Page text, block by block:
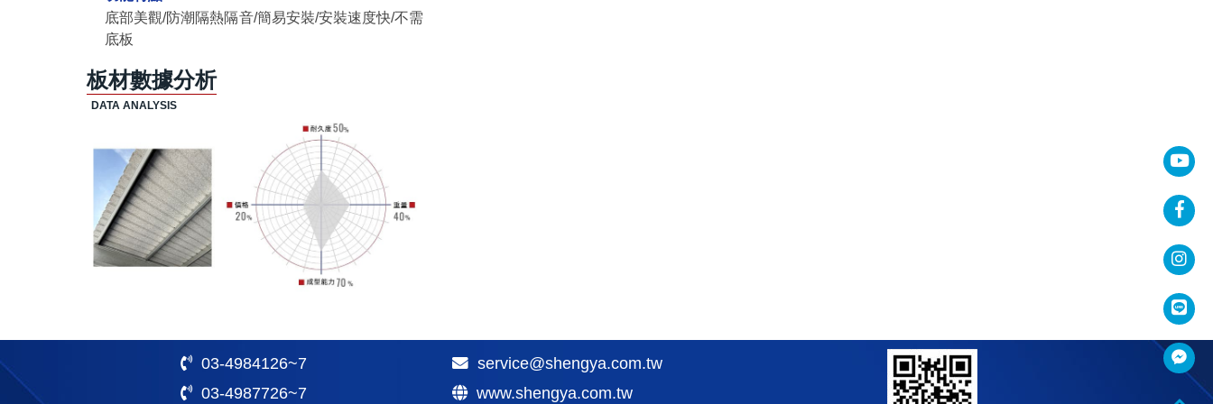
底部美觀/防潮隔熱隔音/簡易安裝/安裝速度快/不需
底板
板材數據分析
03-4984126~7
03-4987726~7
service@shengya.com.tw
www.shengya.com.tw